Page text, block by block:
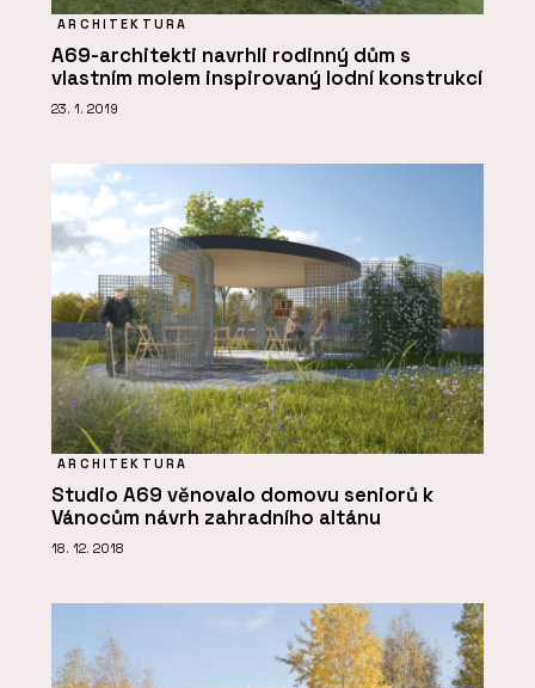
ARCHITEKTURA
A69-architekti navrhli rodinný dům s
vlastním molem inspirovaný lodní konstrukcí
23. 1. 2019
ARCHITEKTURA
Studio A69 věnovalo domovu seniorů k
Vánocům návrh zahradního altánu
18. 12. 2018